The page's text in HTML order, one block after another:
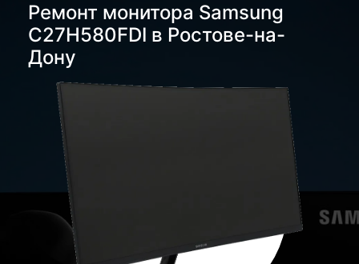
Ремонт монитора Samsung
C27H580FDI в Ростове-на-
Дону